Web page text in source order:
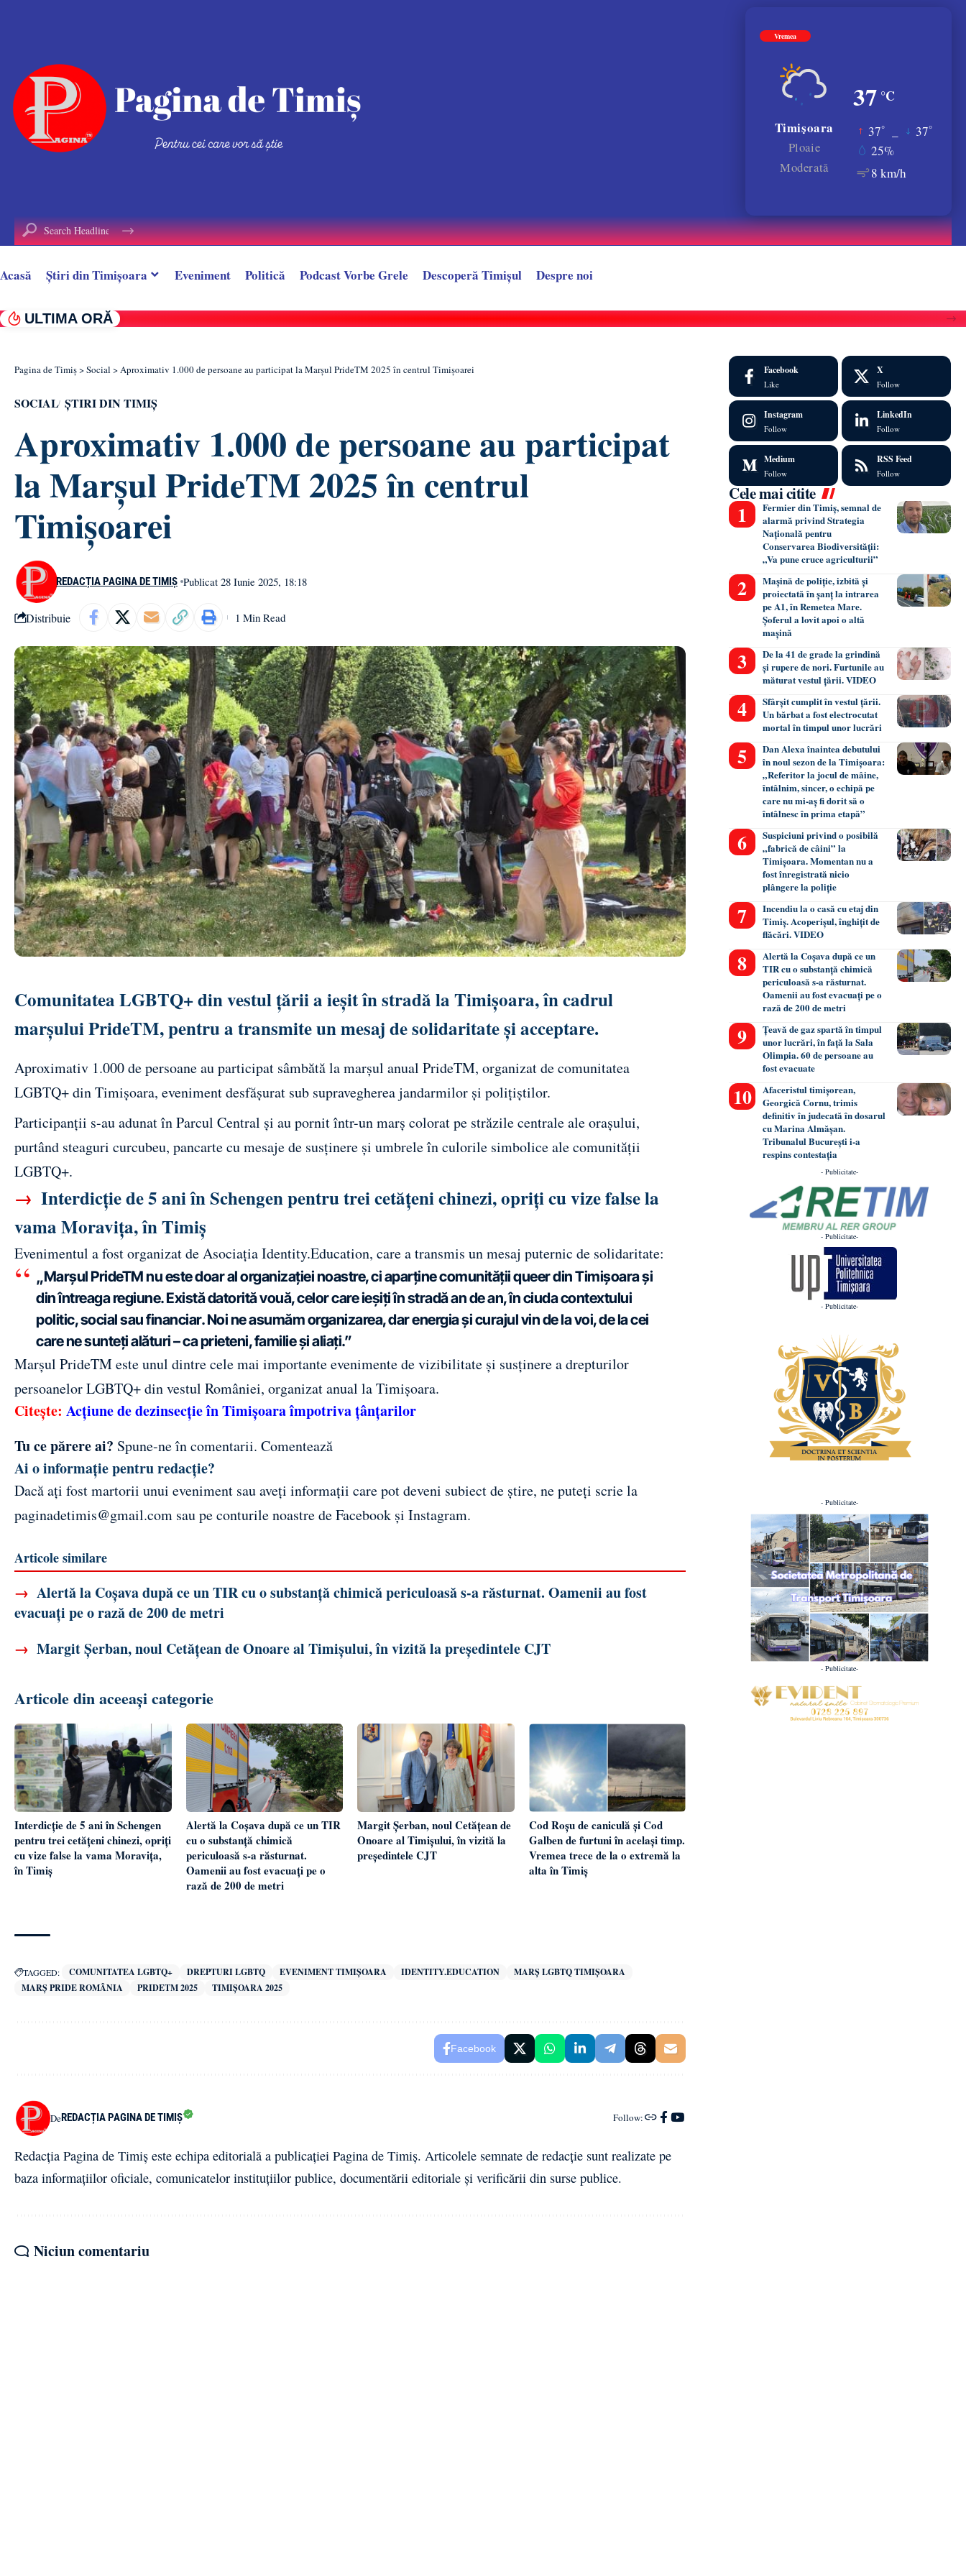
Vremea
37 °C
Timișoara
Ploaie
Moderată
37° 37°
25%
8 km/h
Acasă Știri din Timișoara Eveniment Politică Podcast Vorbe Grele Descoperă Timișul Despre noi
ULTIMA ORĂ Țeavă de gaz spartă în timpul unor lucrări, în față la Sala Olimpia. 60 de persoane au fost evacuate
Pagina de Timiș>Social >Aproximativ 1.000 de persoane au participat la Marșul PrideTM 2025 în centrul Timișoarei
SOCIAL ȘTIRI DIN TIMIȘ
Aproximativ 1.000 de persoane au participat
la Marșul PrideTM 2025 în centrul
Timișoarei
REDACȚIA PAGINA DE TIMIȘ Publicat 28 Iunie 2025, 18:18
Distribuie 1 Min Read
Comunitatea LGBTQ+ din vestul țării a ieșit în stradă la Timișoara, în cadrul
marșului PrideTM, pentru a transmite un mesaj de solidaritate și acceptare.
Aproximativ 1.000 de persoane au participat sâmbătă la marșul anual PrideTM, organizat de comunitatea
LGBTQ+ din Timișoara, eveniment desfășurat sub supravegherea jandarmilor și polițiștilor.
Participanții s-au adunat în Parcul Central și au pornit într-un marș colorat pe străzile centrale ale orașului,
purtând steaguri curcubeu, pancarte cu mesaje de susținere și umbrele în culorile simbolice ale comunității
LGBTQ+.
→ Interdicție de 5 ani în Schengen pentru trei cetățeni chinezi, opriți cu vize false la
vama Moravița, în Timiș
Evenimentul a fost organizat de Asociația Identity.Education, care a transmis un mesaj puternic de solidaritate:
„Marșul PrideTM nu este doar al organizației noastre, ci aparține comunității queer din Timișoara și
din întreaga regiune. Există datorită vouă, celor care ieșiți în stradă an de an, în ciuda contextului
politic, social sau financiar. Noi ne asumăm organizarea, dar energia și curajul vin de la voi, de la cei
care ne sunteți alături – ca prieteni, familie și aliați.”
Marșul PrideTM este unul dintre cele mai importante evenimente de vizibilitate și susținere a drepturilor
persoanelor LGBTQ+ din vestul României, organizat anual la Timișoara.
Citește: Acțiune de dezinsecție în Timișoara împotriva țânțarilor
Tu ce părere ai? Spune-ne în comentarii. Comentează
Ai o informație pentru redacție?
Dacă ați fost martorii unui eveniment sau aveți informații care pot deveni subiect de știre, ne puteți scrie la
paginadetimis@gmail.com sau pe conturile noastre deFacebook și Instagram.
Articole similare
→ Alertă la Coșava după ce un TIR cu o substanță chimică periculoasă s-a răsturnat. Oamenii au fost
evacuați pe o rază de 200 de metri
→ Margit Șerban, noul Cetățean de Onoare al Timișului, în vizită la președintele CJT
Articole din aceeași categorie
Interdicție de 5 ani în Schengen
pentru trei cetățeni chinezi, opriți
cu vize false la vama Moravița,
în Timiș
Alertă la Coșava după ce un TIR
cu o substanță chimică
periculoasă s-a răsturnat.
Oamenii au fost evacuați pe o
rază de 200 de metri
Margit Șerban, noul Cetățean de
Onoare al Timișului, în vizită la
președintele CJT
Cod Roșu de caniculă și Cod
Galben de furtuni în același timp.
Vremea trece de la o extremă la
alta în Timiș
TAGGED: COMUNITATEA LGBTQ+ DREPTURI LGBTQ EVENIMENT TIMIȘOARA IDENTITY.EDUCATION
MARȘ LGBTQ TIMIȘOARA
MARȘ PRIDE ROMÂNIA
PRIDETM 2025 TIMIȘOARA 2025
Facebook
DeREDACȚIA PAGINA DE TIMIȘ Follow:
Redacția Pagina de Timiș este echipa editorială a publicației Pagina de Timiș. Articolele semnate de redacție sunt realizate pe
baza informațiilor oficiale, comunicatelor instituțiilor publice, documentării editoriale și verificării din surse publice.
Niciun comentariu
Facebook
Like
X
Follow
Instagram
Follow
LinkedIn
Follow
Medium
Follow
RSS Feed
Follow
Cele mai citite
Fermier din Timiș, semnal de
alarmă privind Strategia
Națională pentru
Conservarea Biodiversității:
„Va pune cruce agriculturii”
Mașină de poliție, izbită și
proiectată în șanț la intrarea
pe A1, în Remetea Mare.
Șoferul a lovit apoi o altă
mașină
De la 41 de grade la grindină
și rupere de nori. Furtunile au
măturat vestul țării. VIDEO
Sfârșit cumplit în vestul țării.
Un bărbat a fost electrocutat
mortal în timpul unor lucrări
Dan Alexa înaintea debutului
în noul sezon de la Timișoara:
„Referitor la jocul de mâine,
întâlnim, sincer, o echipă pe
care nu mi-aș fi dorit să o
întâlnesc în prima etapă”
Suspiciuni privind o posibilă
„fabrică de câini” la
Timișoara. Momentan nu a
fost înregistrată nicio
plângere la poliție
Incendiu la o casă cu etaj din
Timiș. Acoperișul, înghițit de
flăcări. VIDEO
Alertă la Coșava după ce un
TIR cu o substanță chimică
periculoasă s-a răsturnat.
Oamenii au fost evacuați pe o
rază de 200 de metri
Țeavă de gaz spartă în timpul
unor lucrări, în față la Sala
Olimpia. 60 de persoane au
fost evacuate
Afaceristul timișorean,
Georgică Cornu, trimis
definitiv în judecată în dosarul
cu Marina Almășan.
Tribunalul București i-a
respins contestația
- Publicitate-
- Publicitate-
- Publicitate-
- Publicitate-
- Publicitate-